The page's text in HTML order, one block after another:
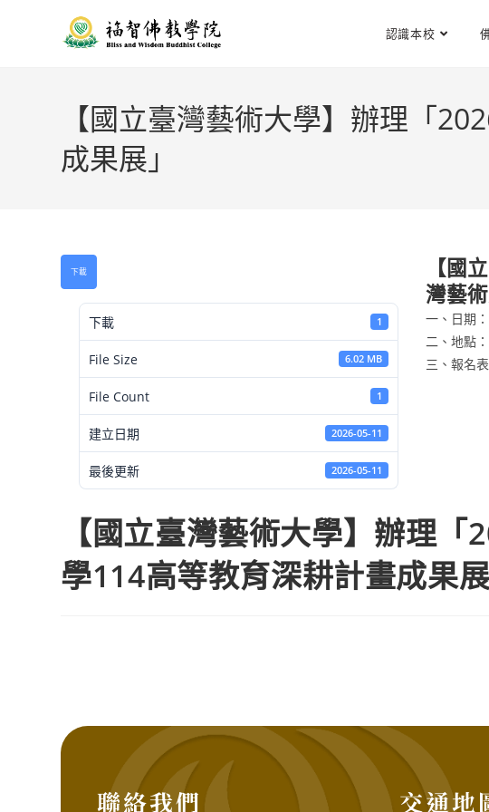
認識本校
【國立臺灣藝術大學】辦理「
成果展」
下載
下載 1
File Size 6.02 MB
File Count 1
建立日期 2026-05-11
最後更新 2026-05-11
【國
灣藝
一、日期
二、地點
三、報名
【國立臺灣藝術大學】辦理
學114高等教育深耕計畫成果展
聯絡我們 交通地